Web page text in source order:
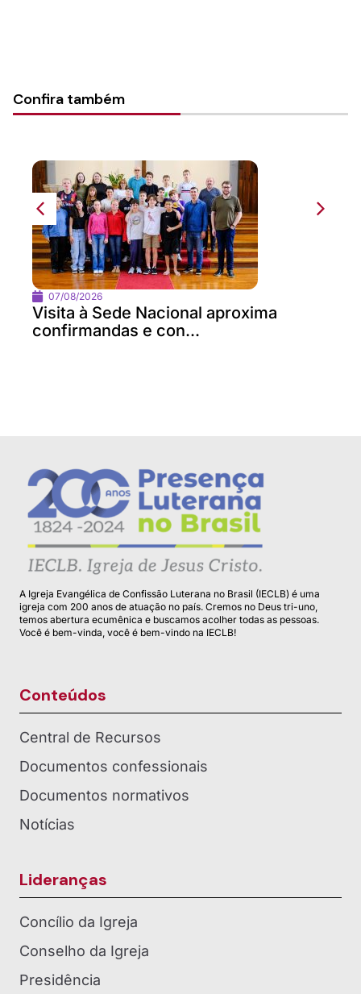
Confira também
07/08/2026
Visita à Sede Nacional aproxima
confirmandas e con...
A Igreja Evangélica de Confissão Luterana no Brasil (IECLB) é uma
igreja com 200 anos de atuação no país. Cremos no Deus tri-uno,
temos abertura ecumênica e buscamos acolher todas as pessoas.
Você é bem-vinda, você é bem-vindo na IECLB!
Conteúdos
Central de Recursos
Documentos confessionais
Documentos normativos
Notícias
Lideranças
Concílio da Igreja
Conselho da Igreja
Presidência